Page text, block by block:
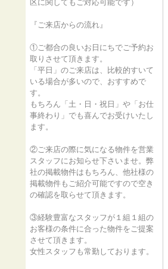
区に関してもご対応可能です）
『ご来店からの流れ』
①ご都合の良いお日にちでご予約お
取りさせて頂きます。
「平日」のご来店は、比較的すいて
いる場合が多いので、おすすめで
す。
もちろん「土・日・祝日」や「お仕
事終わり」でも喜んでお受けいたし
ます。
②ご来店の際に気になる物件を営業
スタッフにお知らせ下さいませ。弊
社の掲載物件はもちろん、他社様の
掲載物件もご紹介可能ですので空き
の確認を取らせて頂きます。
③経験豊富なスタッフが１組１組の
お客様の条件に合った物件をご提案
させて頂きます。
女性スタッフも常勤しております。